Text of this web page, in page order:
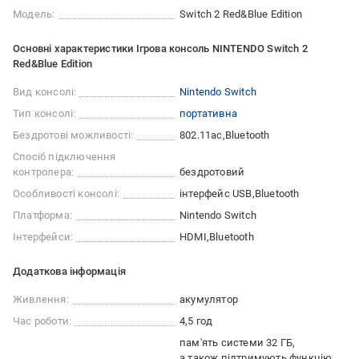
Модель: Switch 2 Red&Blue Edition
Основні характеристики Ігрова консоль NINTENDO Switch 2
Red&Blue Edition
Вид консолі:
Nintendo Switch
Тип консолі:
портативна
Бездротові можливості:
802.11ac Bluetooth
Спосіб підключення
контролера:
бездротовий
Особливості консолі:
інтерфейс USB Bluetooth
Платформа:
Nintendo Switch
Інтерфейси:
HDMI Bluetooth
Додаткова інформація
Живлення:
акумулятор
Час роботи:
4,5 год
пам'ять системи 32 ГБ